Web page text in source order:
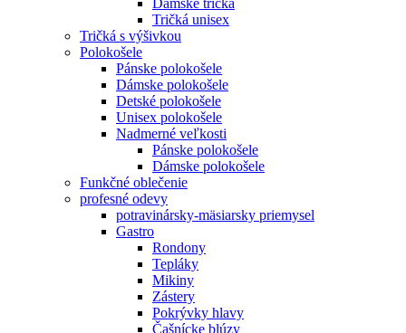
Tričká unisex
Tričká s výšivkou
Polokošele
Pánske polokošele
Dámske polokošele
Detské polokošele
Unisex polokošele
Nadmerné veľkosti
Pánske polokošele
Dámske polokošele
Funkčné oblečenie
profesné odevy
potravinársky-mäsiarsky priemysel
Gastro
Rondony
Tepláky
Mikiny
Zástery
Pokrývky hlavy
Čašnícke blúzy